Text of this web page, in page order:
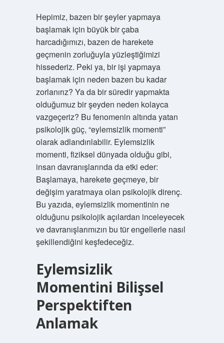
Hepimiz, bazen bir şeyler yapmaya
başlamak için büyük bir çaba
harcadığımızı, bazen de harekete
geçmenin zorluğuyla yüzleştiğimizi
hissederiz. Peki ya, bir işi yapmaya
başlamak için neden bazen bu kadar
zorlanırız? Ya da bir süredir yapmakta
olduğumuz bir şeyden neden kolayca
vazgeçeriz? Bu fenomenin altında yatan
psikolojik güç, “eylemsizlik momenti”
olarak adlandırılabilir. Eylemsizlik
momenti, fiziksel dünyada olduğu gibi,
insan davranışlarında da etki eder:
Başlamaya, harekete geçmeye, bir
değişim yaratmaya olan psikolojik direnç.
Bu yazıda, eylemsizlik momentinin ne
olduğunu psikolojik açılardan inceleyecek
ve davranışlarımızın bu tür engellerle nasıl
şekillendiğini keşfedeceğiz.
Eylemsizlik
Momentini Bilişsel
Perspektiften
Anlamak